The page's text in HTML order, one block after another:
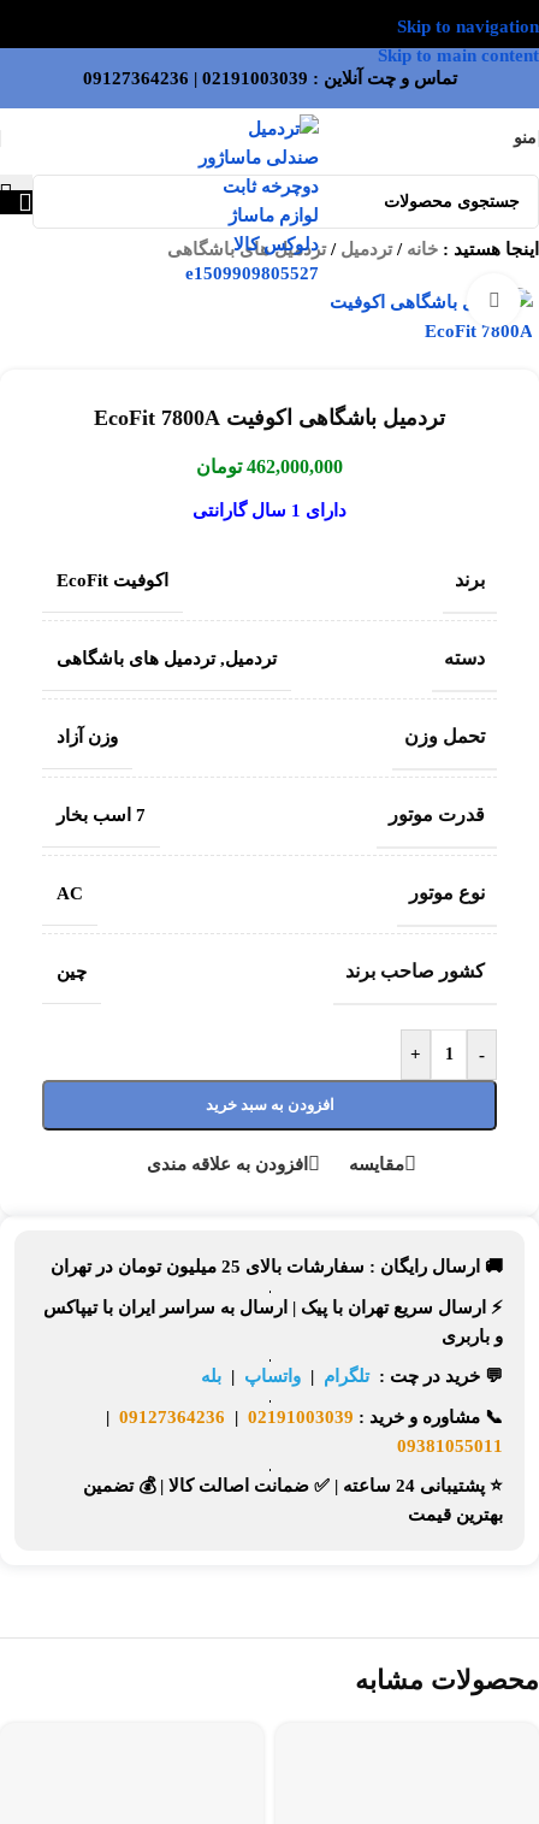
Skip to navigation
Skip to main content
تماس و چت آنلاین : 02191003039
|
09127364236
منو
اینجا هستید : خانه /تردمیل /تردمیل های باشگاهی
بزرگنمایی تصویر
تردمیل باشگاهی اکوفیت EcoFit 7800A
462,000,000 تومان
دارای 1 سال گارانتی
برند اکوفیت EcoFit
دسته تردمیل,تردمیل های باشگاهی
تحمل وزن وزن آزاد
قدرت موتور 7 اسب بخار
نوع موتور AC
کشور صاحب برند چین
-
+
افزودن به سبد خرید
مقایسه افزودن به علاقه مندی
🚚 ارسال رایگان : سفارشات بالای 25 میلیون تومان در تهران
⚡ ارسال سریع تهران با پیک | ارسال به سراسر ایران با تیپاکس
و باربری
💬 خرید در چت :تلگرام | واتساپ | بله
📞 مشاوره و خرید : 02191003039
|
09127364236
|
09381055011
⭐ پشتیبانی 24 ساعته | ✅ ضمانت اصالت کالا |💰 تضمین
بهترین قیمت
محصولات مشابه